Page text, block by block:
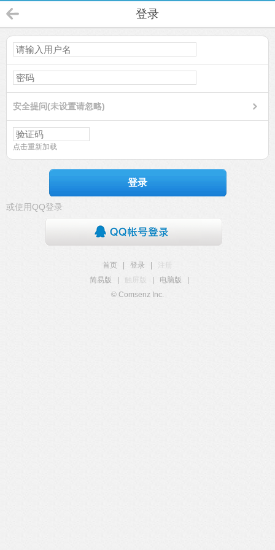
登录
安全提问(未设置请忽略)
点击重新加载
登录
或使用QQ登录
首页 登录
注册
简易版
触屏版 电脑版
© Comsenz Inc.